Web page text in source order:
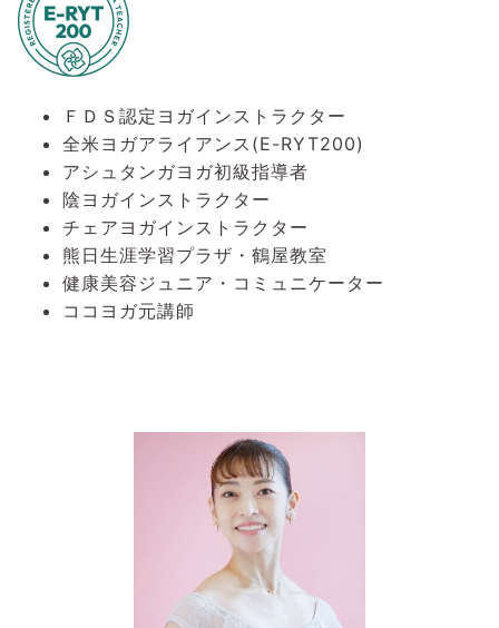
ＦＤＳ認定ヨガインストラクター
全米ヨガアライアンス(E-RYT200)
アシュタンガヨガ初級指導者
陰ヨガインストラクター
チェアヨガインストラクター
熊日生涯学習プラザ・鶴屋教室
健康美容ジュニア・コミュニケーター
ココヨガ元講師